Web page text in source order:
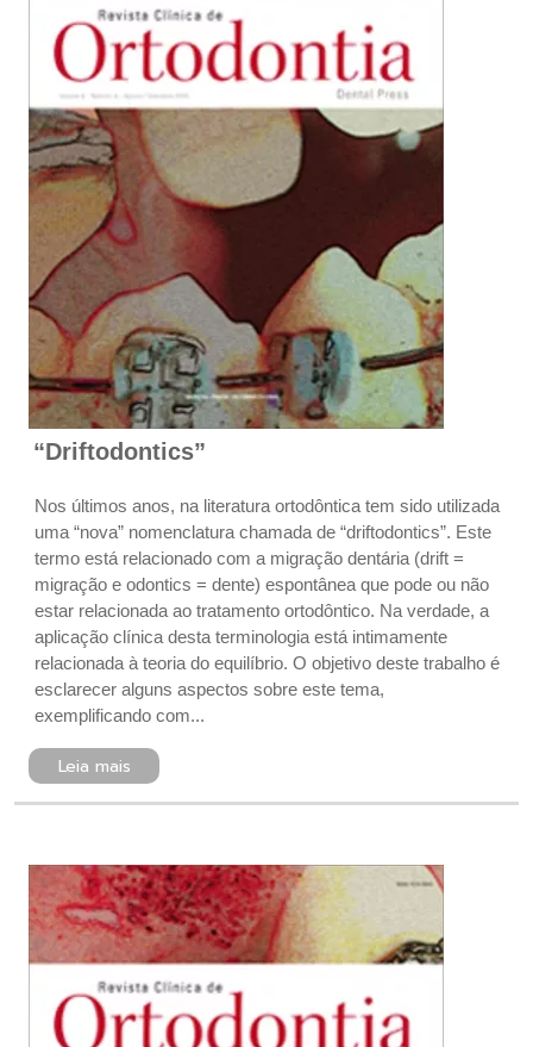
“Driftodontics”
Nos últimos anos, na literatura ortodôntica tem sido utilizada
uma “nova” nomenclatura chamada de “driftodontics”. Este
termo está relacionado com a migração dentária (drift =
migração e odontics = dente) espontânea que pode ou não
estar relacionada ao tratamento ortodôntico. Na verdade, a
aplicação clínica desta terminologia está intimamente
relacionada à teoria do equilíbrio. O objetivo deste trabalho é
esclarecer alguns aspectos sobre este tema,
exemplificando com...
Leia mais